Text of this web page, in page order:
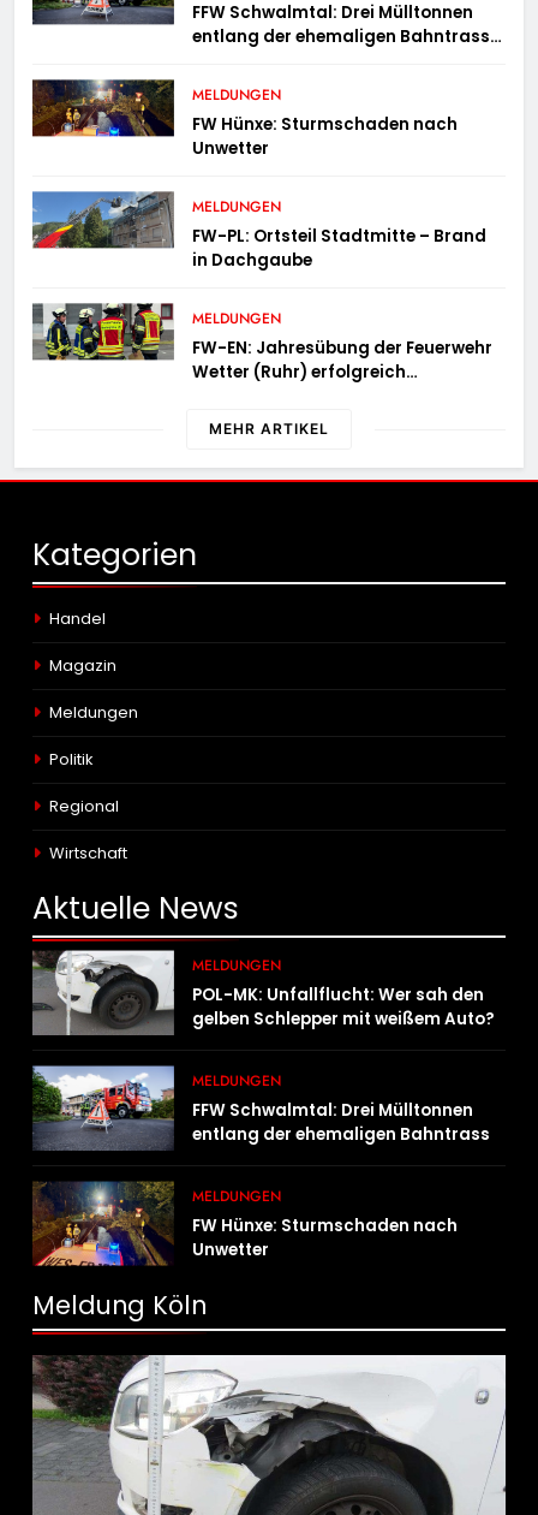
FFW Schwalmtal: Drei Mülltonnen
entlang der ehemaligen Bahntrasse
MELDUNGEN
FW Hünxe: Sturmschaden nach
Unwetter
MELDUNGEN
FW-PL: Ortsteil Stadtmitte – Brand
in Dachgaube
MELDUNGEN
FW-EN: Jahresübung der Feuerwehr
Wetter (Ruhr) erfolgreich
MEHR ARTIKEL
Kategorien
Handel
Magazin
Meldungen
Politik
Regional
Wirtschaft
Aktuelle News
MELDUNGEN
POL-MK: Unfallflucht: Wer sah den
gelben Schlepper mit weißem Auto?
MELDUNGEN
FFW Schwalmtal: Drei Mülltonnen
entlang der ehemaligen Bahntrasse
MELDUNGEN
FW Hünxe: Sturmschaden nach
Unwetter
Meldung Köln